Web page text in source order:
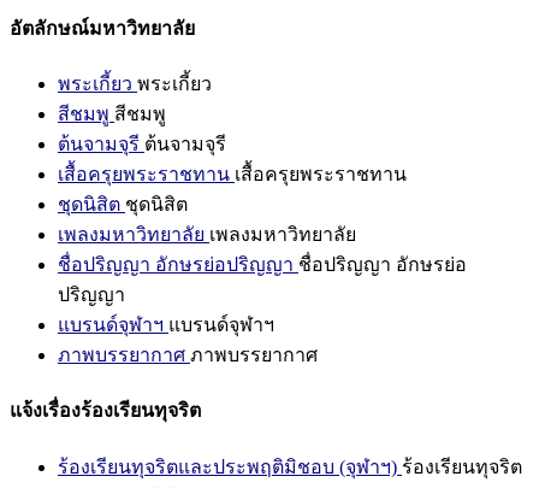
อัตลักษณ์มหาวิทยาลัย
พระเกี้ยว พระเกี้ยว
สีชมพู สีชมพู
ต้นจามจุรี ต้นจามจุรี
เสื้อครุยพระราชทาน เสื้อครุยพระราชทาน
ชุดนิสิต ชุดนิสิต
เพลงมหาวิทยาลัย เพลงมหาวิทยาลัย
ชื่อปริญญา อักษรย่อปริญญา ชื่อปริญญา อักษรย่อ
ปริญญา
แบรนด์จุฬาฯ แบรนด์จุฬาฯ
ภาพบรรยากาศ ภาพบรรยากาศ
แจ้งเรื่องร้องเรียนทุจริต
ร้องเรียนทุจริตและประพฤติมิชอบ (จุฬาฯ) ร้องเรียนทุจริต